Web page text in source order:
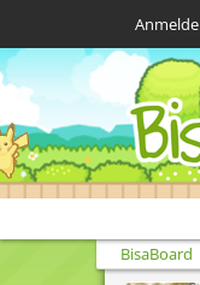
BisaBoard